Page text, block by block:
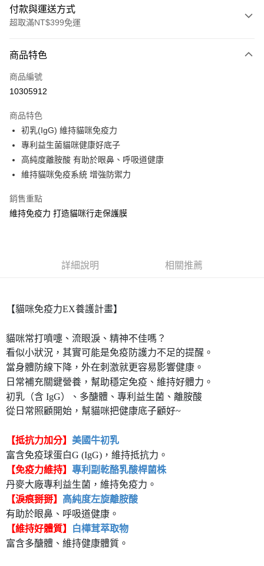
付款與運送方式
超取滿NT$399免運
信用卡一次付款
信用卡分期付款
合作金庫商業銀行
華南商業銀行
上海商業儲蓄銀行
國泰世華商業銀行
兆豐國際商業銀行
臺灣中小企業銀行
聯邦商業銀行
元大商業銀行
超商取貨付款
LINE Pay
Apple Pay
ATM付款
每筆NT$80，滿NT$399(含以上)免運費
7-11取貨付款
每筆NT$80，滿NT$490(含以上)免運費
付款後7-11取貨
每筆NT$80，滿NT$490(含以上)免運費
宅配
商品特色
商品編號
10305912
商品特色
初乳(IgG) 維持貓咪免疫力
專利益生菌貓咪健康好底子
高純度離胺酸 有助於眼鼻、呼吸道健康
維持貓咪免疫系統 增強防禦力
銷售重點
維持免疫力 打造貓咪行走保護膜
詳細說明 相關推薦
【貓咪免疫力EX養護計畫】
貓咪常打噴嚏、流眼淚、精神不佳嗎？
看似小狀況，其實可能是免疫防護力不足的提醒。
當身體防線下降，外在刺激就更容易影響健康。
日常補充關鍵營養，幫助穩定免疫、維持好體力。
初乳（含 IgG）、多醣體、專利益生菌、離胺酸
從日常照顧開始，幫貓咪把健康底子顧好~
【抵抗力加分】 美國牛初乳
富含免疫球蛋白G (IgG)，維持抵抗力。
【免疫力維持】 專利副乾酪乳酸桿菌株
丹麥大廠專利益生菌，維持免疫力。
【淚痕掰掰】 高純度左旋離胺酸
有助於眼鼻、呼吸道健康。
【維持好體質】
白樺茸萃取物
富含多醣體、維持健康體質。